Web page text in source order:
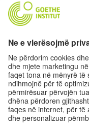
Komuniteti
Ushtro
Portali për
Privatësia dhe
Rregullimet e